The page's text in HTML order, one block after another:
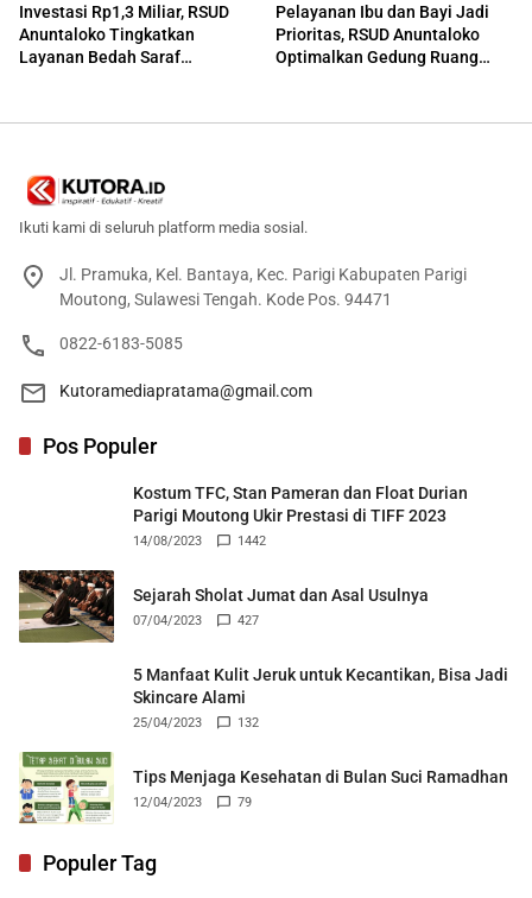
Investasi Rp1,3 Miliar, RSUD
Anuntaloko Tingkatkan
Layanan Bedah Saraf
Pelayanan Ibu dan Bayi Jadi
Prioritas, RSUD Anuntaloko
Optimalkan Gedung Ruang
Ikuti kami di seluruh platform media sosial.
Jl. Pramuka, Kel. Bantaya, Kec. Parigi Kabupaten Parigi
Moutong, Sulawesi Tengah. Kode Pos. 94471
0822-6183-5085
Kutoramediapratama@gmail.com
Pos Populer
Kostum TFC, Stan Pameran dan Float Durian
Parigi Moutong Ukir Prestasi di TIFF 2023
14/08/2023 1442
Sejarah Sholat Jumat dan Asal Usulnya
07/04/2023 427
5 Manfaat Kulit Jeruk untuk Kecantikan, Bisa Jadi
Skincare Alami
25/04/2023 132
Tips Menjaga Kesehatan di Bulan Suci Ramadhan
12/04/2023 79
Populer Tag